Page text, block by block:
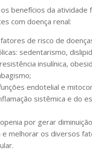
benefícios da atividade
com doença renal:
de risco de
sedentarismo,
insulínica,
endotelial e
sistêmica e do
por gerar
e melhorar os diversos